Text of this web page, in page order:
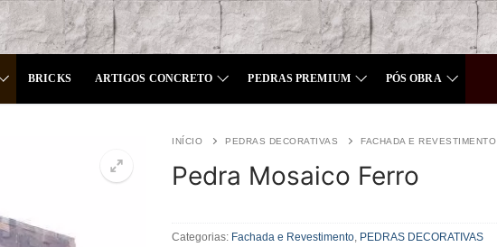
BRICKS ARTIGOS CONCRETO PEDRAS PREMIUM PÓS OBRA
INÍCIO PEDRAS DECORATIVAS FACHADA E REVESTIMENTO
Pedra Mosaico Ferro
Mosaico
Categorias: Fachada e Revestimento, PEDRAS DECORATIVAS